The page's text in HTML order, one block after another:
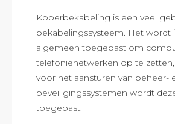
Koperbekabeling is een veel
bekabelingssysteem. Het wordt
algemeen toegepast om
telefonienetwerken op te
voor het aansturen van beheer-
beveiligingssystemen wordt
toegepast.